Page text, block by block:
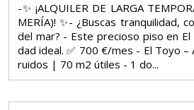
-✨ ¡ALQUILER DE LARGA
MERÍA)! ✨- ¿Buscas tranquilidad,
del mar? - Este precioso piso en
dad ideal. ✅ 700 €/mes - El Toyo
ruidos | 70 m2 útiles -️ 1 do...